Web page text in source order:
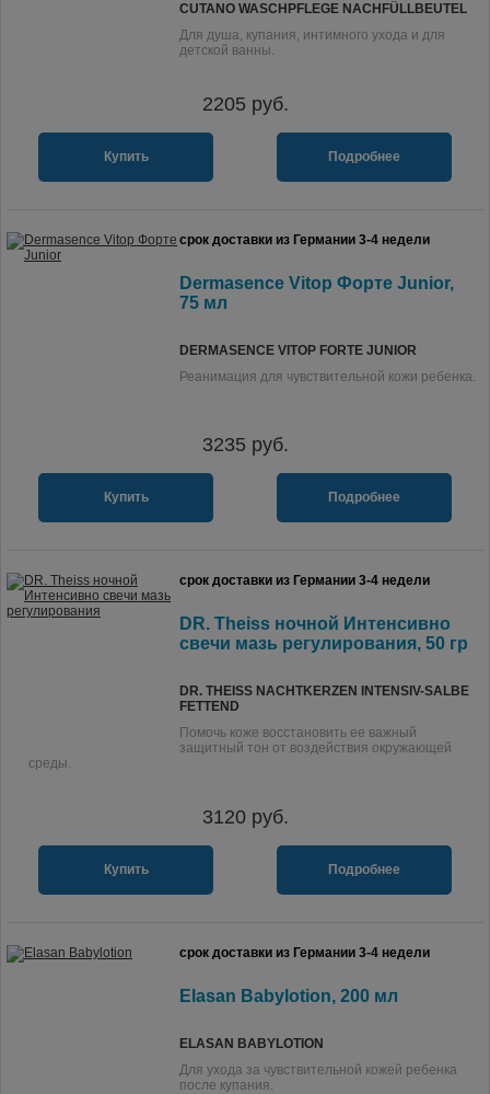
CUTANO WASCHPFLEGE NACHFÜLLBEUTEL
Для душа, купания, интимного ухода и для
детской ванны.
2205 руб.
Купить Подробнее
срок доставки из Германии 3-4 недели
Dermasence Vitop Форте Junior,
75 мл
DERMASENCE VITOP FORTE JUNIOR
Реанимация для чувствительной кожи ребенка.
3235 руб.
Купить Подробнее
срок доставки из Германии 3-4 недели
DR. Theiss ночной Интенсивно
свечи мазь регулирования, 50 гр
DR. THEISS NACHTKERZEN INTENSIV-SALBE
FETTEND
Помочь коже восстановить ее важный
защитный тон от воздействия окружающей
среды.
3120руб.
Купить Подробнее
срок доставки из Германии 3-4 недели
Elasan Babylotion, 200 мл
ELASAN BABYLOTION
Для ухода за чувствительной кожей ребенка
после купания.